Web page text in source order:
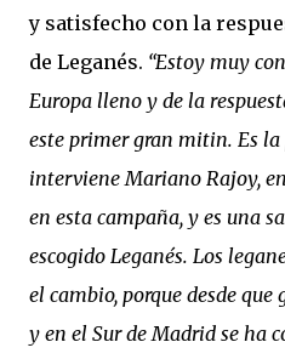
y satisfecho con la
de Leganés. “Estoy muy
Europa lleno y de la
este primer gran mitin. Es la
interviene Mariano Rajoy,
en esta campaña, y es una
escogido Leganés. Los
el cambio, porque desde
y en el Sur de Madrid se ha